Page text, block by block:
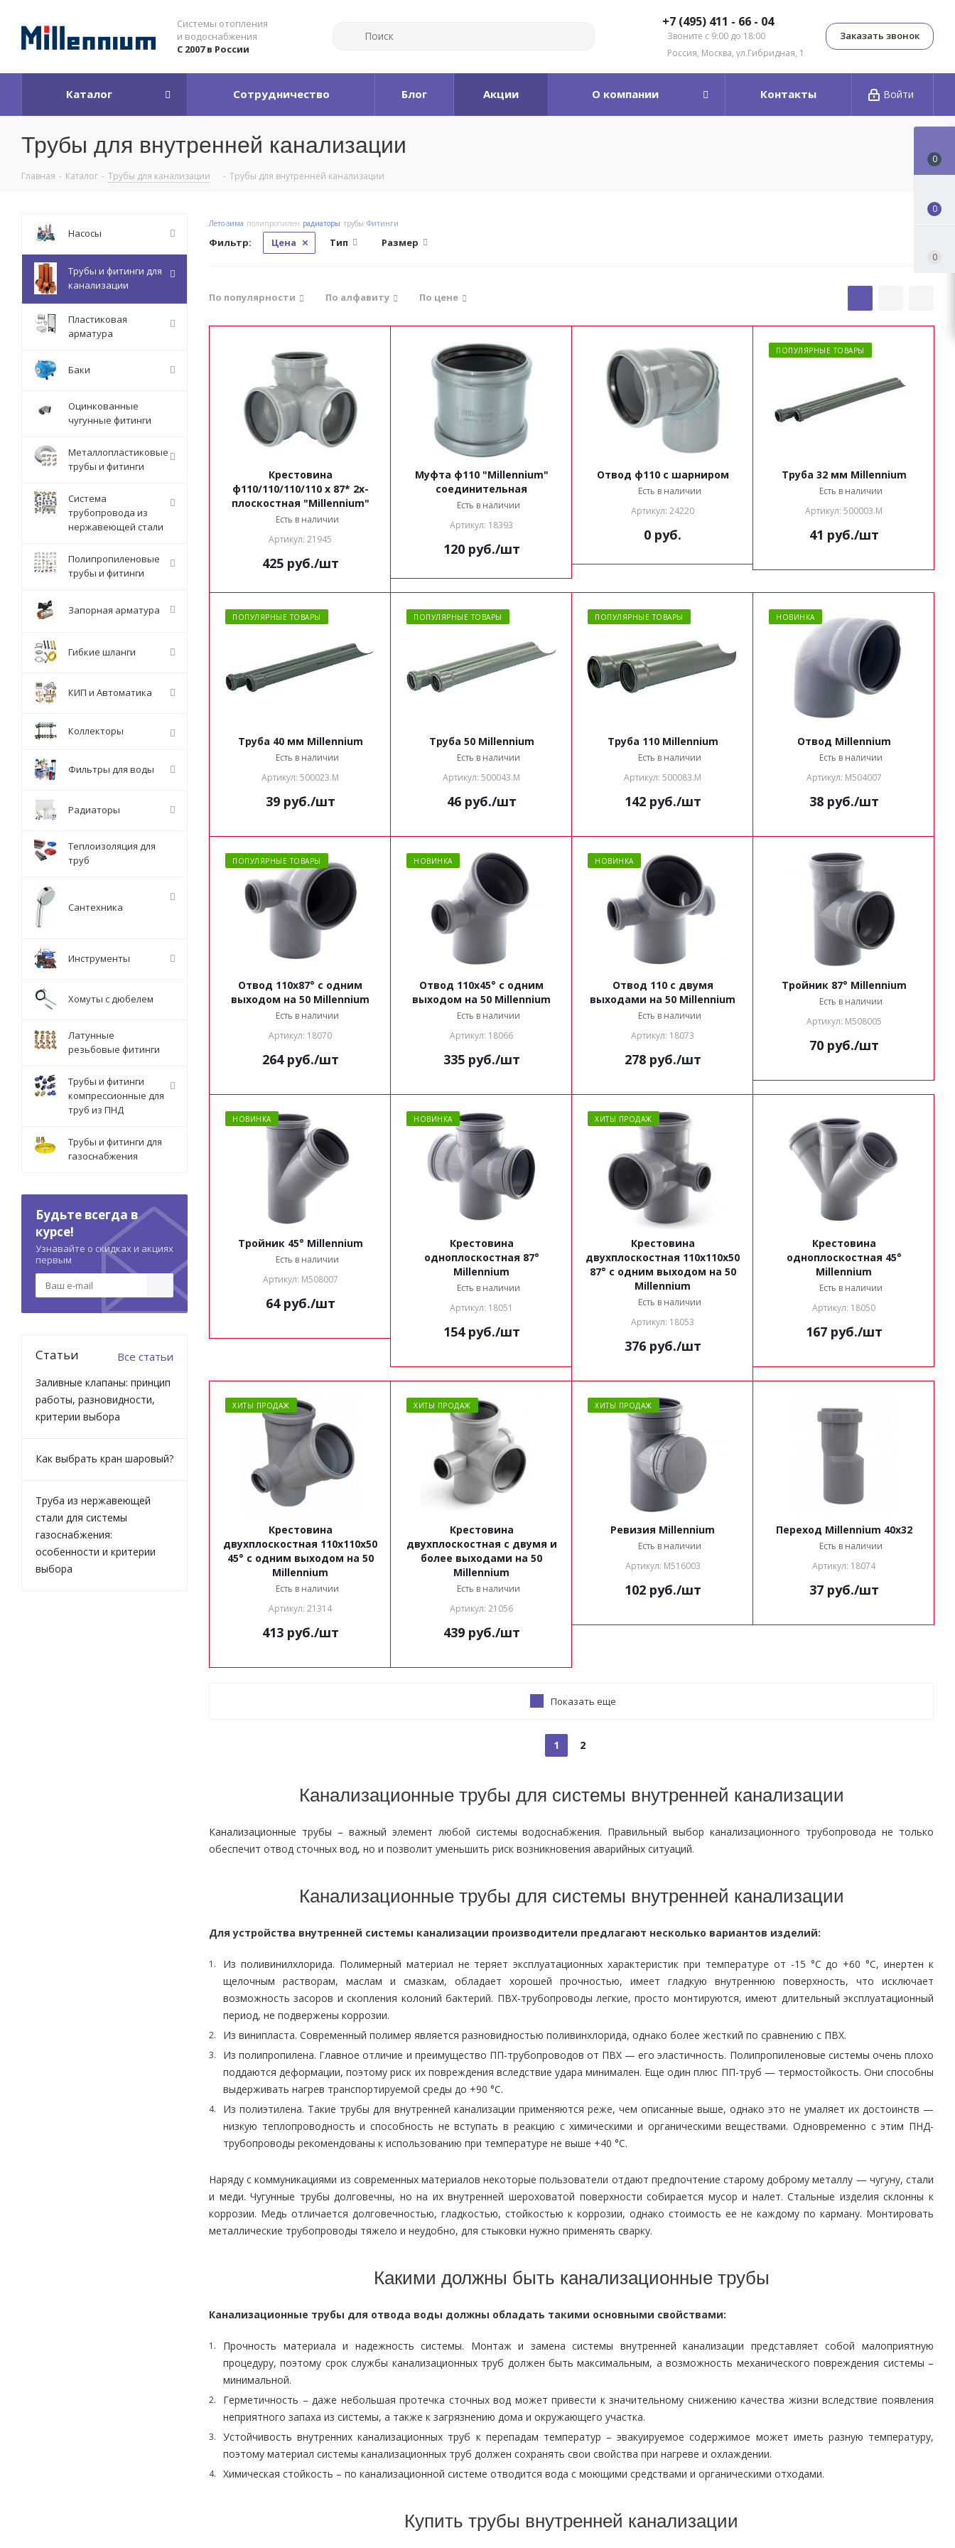
Системы отопления
и водоснабжения
С 2007 в России
+7 (495) 411 - 66 - 04
Звоните с 9:00 до 18:00
Россия, Москва, ул.Гибридная, 1
Заказать звонок
Войти
Каталог Сотрудничество Блог Акции О компании Контакты
Трубы для внутренней канализации
Главная - Каталог - Трубы для канализации - Трубы для внутренней канализации
Лето-зима полипропилен радиаторы трубы Фитинги
Фильтр: Цена Тип Размер
По популярности По алфавиту По цене
Крестовина
ф110/110/110/110 х 87* 2х-
плоскостная "Millennium"
Есть в наличии
Артикул: 21945
425руб./шт
Муфта ф110 "Millennium"
соединительная
Есть в наличии
Артикул: 18393
120руб./шт
Отвод ф110 с шарниром
Есть в наличии
Артикул: 24220
0 руб.
ПОПУЛЯРНЫЕ ТОВАРЫ
Труба 32 мм Millennium
Есть в наличии
Артикул: 500003.М
41 руб./шт
ПОПУЛЯРНЫЕ ТОВАРЫ
Труба 40 мм Millennium
Есть в наличии
Артикул: 500023.М
39руб./шт
ПОПУЛЯРНЫЕ ТОВАРЫ
Труба 50 Millennium
Есть в наличии
Артикул: 500043.М
46руб./шт
ПОПУЛЯРНЫЕ ТОВАРЫ
Труба 110 Millennium
Есть в наличии
Артикул: 500083.М
142руб./шт
НОВИНКА
Отвод Millennium
Есть в наличии
Артикул: M504007
38руб./шт
ПОПУЛЯРНЫЕ ТОВАРЫ
Отвод 110x87° с одним
выходом на 50 Millennium
Есть в наличии
Артикул: 18070
264руб./шт
НОВИНКА
Отвод 110x45° с одним
выходом на 50 Millennium
Есть в наличии
Артикул: 18066
335руб./шт
НОВИНКА
Отвод 110 с двумя
выходами на 50 Millennium
Есть в наличии
Артикул: 18073
278руб./шт
Тройник 87° Millennium
Есть в наличии
Артикул: M508005
70руб./шт
НОВИНКА
Тройник 45° Millennium
Есть в наличии
Артикул: M508007
64руб./шт
НОВИНКА
Крестовина
одноплоскостная 87°
Millennium
Есть в наличии
Артикул: 18051
154руб./шт
ХИТЫ ПРОДАЖ
Крестовина
двухплоскостная 110x110x50
87° с одним выходом на 50
Millennium
Есть в наличии
Артикул: 18053
376руб./шт
Крестовина
одноплоскостная 45°
Millennium
Есть в наличии
Артикул: 18050
167руб./шт
ХИТЫ ПРОДАЖ
Крестовина
двухплоскостная 110x110x50
45° с одним выходом на 50
Millennium
Есть в наличии
Артикул: 21314
413руб./шт
ХИТЫ ПРОДАЖ
Крестовина
двухплоскостная c двумя и
более выходами на 50
Millennium
Есть в наличии
Артикул: 21056
439руб./шт
ХИТЫ ПРОДАЖ
Ревизия Millennium
Есть в наличии
Артикул: M516003
102руб./шт
Переход Millennium 40x32
Есть в наличии
Артикул: 18074
37руб./шт
Показать еще
1 2
Канализационные трубы для системы внутренней канализации
Канализационные трубы – важный элемент любой системы водоснабжения. Правильный выбор канализационного трубопровода не только
обеспечит отвод сточных вод, но и позволит уменьшить риск возникновения аварийных ситуаций.
Канализационные трубы для системы внутренней канализации
Для устройства внутренней системы канализации производители предлагают несколько вариантов изделий:
Из поливинилхлорида. Полимерный материал не теряет эксплуатационных характеристик при температуре от -15 °C до +60 °C, инертен к
щелочным растворам, маслам и смазкам, обладает хорошей прочностью, имеет гладкую внутреннюю поверхность, что исключает
возможность засоров и скопления колоний бактерий. ПВХ-трубопроводы легкие, просто монтируются, имеют длительный эксплуатационный
период, не подвержены коррозии.
Из винипласта. Современный полимер является разновидностью поливинхлорида, однако более жесткий по сравнению с ПВХ.
Из полипропилена. Главное отличие и преимущество ПП-трубопроводов от ПВХ — его эластичность. Полипропиленовые системы очень плохо
поддаются деформации, поэтому риск их повреждения вследствие удара минимален. Еще один плюс ПП-труб — термостойкость. Они способны
выдерживать нагрев транспортируемой среды до +90 °C.
Из полиэтилена. Такие трубы для внутренней канализации применяются реже, чем описанные выше, однако это не умаляет их достоинств —
низкую теплопроводность и способность не вступать в реакцию с химическими и органическими веществами. Одновременно с этим ПНД-
трубопроводы рекомендованы к использованию при температуре не выше +40 °C.
Наряду с коммуникациями из современных материалов некоторые пользователи отдают предпочтение старому доброму металлу — чугуну, стали
и меди. Чугунные трубы долговечны, но на их внутренней шероховатой поверхности собирается мусор и налет. Стальные изделия склонны к
коррозии. Медь отличается долговечностью, гладкостью, стойкостью к коррозии, однако стоимость ее не каждому по карману. Монтировать
металлические трубопроводы тяжело и неудобно, для стыковки нужно применять сварку.
Какими должны быть канализационные трубы
Канализационные трубы для отвода воды должны обладать такими основными свойствами:
Прочность материала и надежность системы. Монтаж и замена системы внутренней канализации представляет собой малоприятную
процедуру, поэтому срок службы канализационных труб должен быть максимальным, а возможность механического повреждения системы –
минимальной.
Герметичность – даже небольшая протечка сточных вод может привести к значительному снижению качества жизни вследствие появления
неприятного запаха из системы, а также к загрязнению дома и окружающего участка.
Устойчивость внутренних канализационных труб к перепадам температур – эвакуируемое содержимое может иметь разную температуру,
поэтому материал системы канализационных труб должен сохранять свои свойства при нагреве и охлаждении.
Химическая стойкость – по канализационной системе отводится вода с моющими средствами и органическими отходами.
Купить трубы внутренней канализации
Насосы
Трубы и фитинги для
канализации
Пластиковая
арматура
Баки
Оцинкованные
чугунные фитинги
Металлопластиковые
трубы и фитинги
Система
трубопровода из
нержавеющей стали
Полипропиленовые
трубы и фитинги
Запорная арматура
Гибкие шланги
КИП и Автоматика
Коллекторы
Фильтры для воды
Радиаторы
Теплоизоляция для
труб
Сантехника
Инструменты
Хомуты с дюбелем
Латунные
резьбовые фитинги
Трубы и фитинги
компрессионные для
труб из ПНД
Трубы и фитинги для
газоснабжения
Будьте всегда в
курсе!
Узнавайте о скидках и акциях
первым
Статьи Все статьи
Заливные клапаны: принцип
работы, разновидности,
критерии выбора
Как выбрать кран шаровый?
Труба из нержавеющей
стали для системы
газоснабжения:
особенности и критерии
выбора
0
0
0